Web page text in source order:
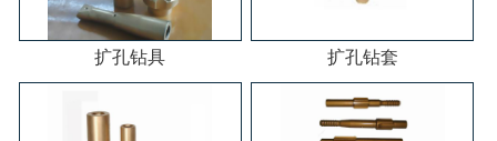
扩孔钻具 扩孔钻套